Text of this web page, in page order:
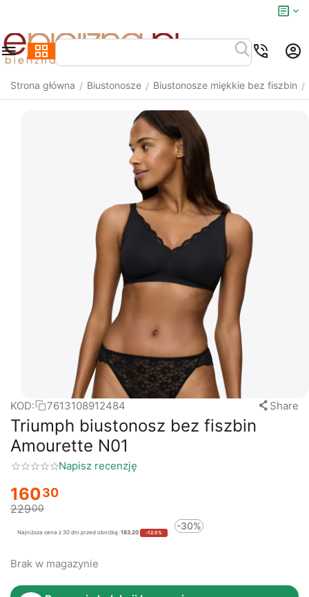
Strona główna / Biustonosze / Biustonosze miękkie bez fiszbin /
KOD: 7613108912484 Share
Triumph biustonosz bez fiszbin
Amourette N01
Napisz recenzję
16030
22900
Najniższa cena z 30 dni przed obniżką: 183.20 -12.5%
-30%
Brak w magazynie